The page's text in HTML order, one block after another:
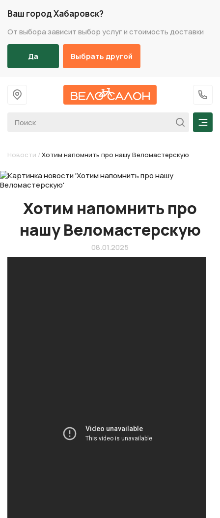
Ваш город Хабаровск?
От выбора зависит выбор услуг и стоимость доставки
Да Выбрать другой
На главную
+7
Новости / Хотим напомнить про нашу Веломастерскую
Хотим напомнить про
нашу Веломастерскую
08.01.2025